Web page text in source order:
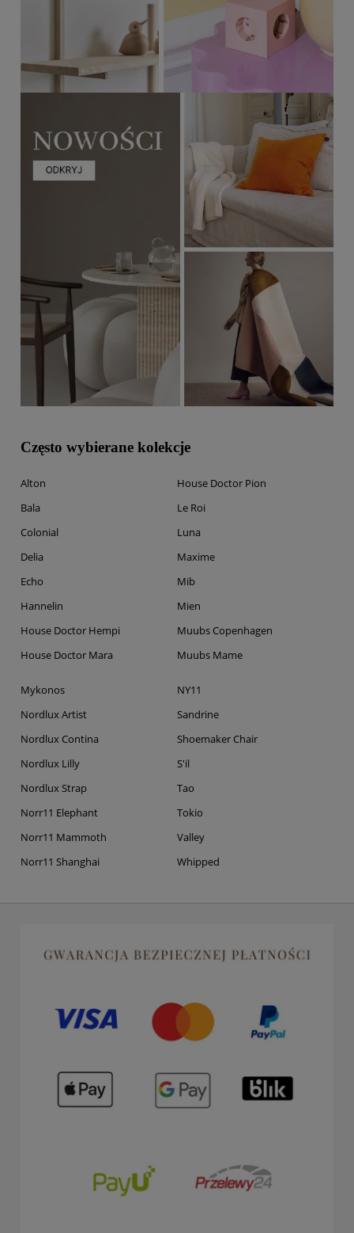
Często wybierane kolekcje
Alton
Bala
Colonial
Delia
Echo
Hannelin
House Doctor Hempi
House Doctor Mara
House Doctor Pion
Le Roi
Luna
Maxime
Mib
Mien
Muubs Copenhagen
Muubs Mame
Mykonos
Nordlux Artist
Nordlux Contina
Nordlux Lilly
Nordlux Strap
Norr11 Elephant
Norr11 Mammoth
Norr11 Shanghai
NY11
Sandrine
Shoemaker Chair
S'il
Tao
Tokio
Valley
Whipped